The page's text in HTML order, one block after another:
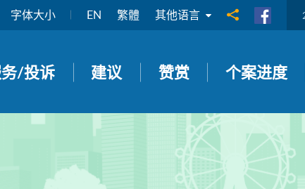
字体大小 EN 繁體 其他语言 分享到
/投诉 建议 赞赏 个案进度